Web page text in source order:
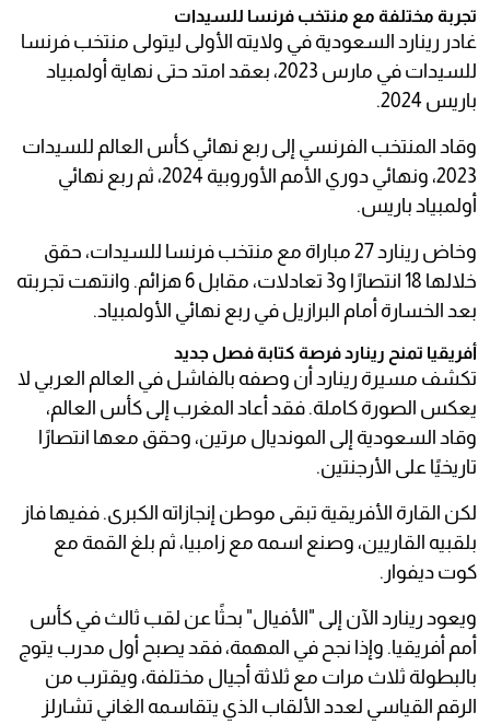
تجربة مختلفة مع منتخب فرنسا للسيدات
غادر رينارد السعودية في ولايته الأولى ليتولى منتخب فرنسا
للسيدات في مارس 2023، بعقد امتد حتى نهاية أولمبياد
باريس 2024.
وقاد المنتخب الفرنسي إلى ربع نهائي كأس العالم للسيدات
2023، ونهائي دوري الأمم الأوروبية 2024، ثم ربع نهائي
أولمبياد باريس.
وخاض رينارد 27 مباراة مع منتخب فرنسا للسيدات، حقق
خلالها 18 انتصارًا و3 تعادلات، مقابل 6 هزائم. وانتهت تجربته
بعد الخسارة أمام البرازيل في ربع نهائي الأولمبياد.
أفريقيا تمنح رينارد فرصة كتابة فصل جديد
تكشف مسيرة رينارد أن وصفه بالفاشل في العالم العربي لا
يعكس الصورة كاملة. فقد أعاد المغرب إلى كأس العالم،
وقاد السعودية إلى المونديال مرتين، وحقق معها انتصارًا
تاريخيًا على الأرجنتين.
لكن القارة الأفريقية تبقى موطن إنجازاته الكبرى. ففيها فاز
بلقبيه القاريين، وصنع اسمه مع زامبيا، ثم بلغ القمة مع
كوت ديفوار.
ويعود رينارد الآن إلى "الأفيال" بحثًا عن لقب ثالث في كأس
أمم أفريقيا. وإذا نجح في المهمة، فقد يصبح أول مدرب يتوج
بالبطولة ثلاث مرات مع ثلاثة أجيال مختلفة، ويقترب من
الرقم القياسي لعدد الألقاب الذي يتقاسمه الغاني تشارلز